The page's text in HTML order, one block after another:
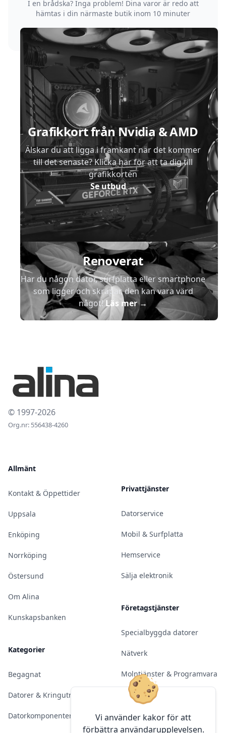
I en brådska? Inga problem! Dina varor är redo att
hämtas i din närmaste butik inom 10 minuter
Vi använder kakor för att
förbättra användarupplevelsen.
Grafikkort från Nvidia & AMD
Älskar du att ligga i framkant när det kommer
till det senaste? Klicka här för att ta dig till
grafikkorten
Se utbud→
Renoverat
Har du någon dator, surfplatta eller smartphone
som ligger och skräpar, den kan vara värd
något!Läs mer→
© 1997-2026
Org.nr: 556438-4260
Allmänt
Kontakt & Öppettider
Uppsala
Enköping
Norrköping
Östersund
Om Alina
Kunskapsbanken
Kategorier
Begagnat
Datorer & Kringutrustning
Datorkomponenter
Privattjänster
Datorservice
Mobil & Surfplatta
Hemservice
Sälja elektronik
Företagstjänster
Specialbyggda datorer
Nätverk
Molntjänster & Programvara
Server & Backup
Kameraövervakning